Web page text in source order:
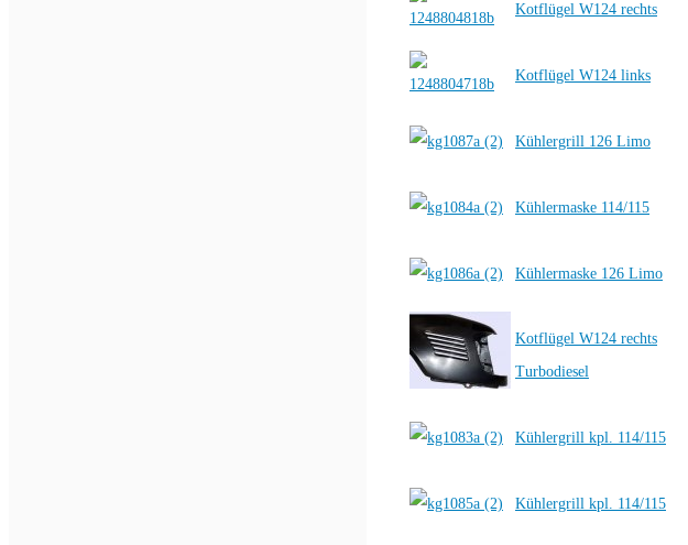
Kotflügel W124 rechts
Kotflügel W124 links
Kühlergrill 126 Limo
Kühlermaske 114/115
Kühlermaske 126 Limo
Kotflügel W124 rechts
Turbodiesel
Kühlergrill kpl. 114/115
Kühlergrill kpl. 114/115